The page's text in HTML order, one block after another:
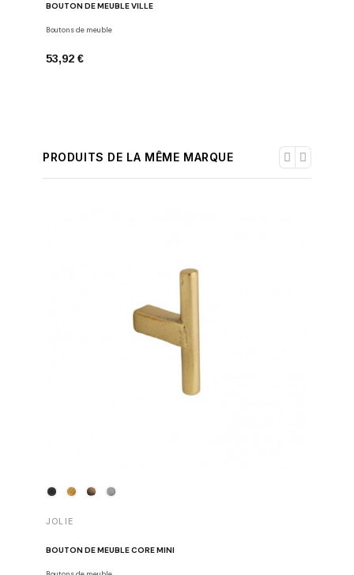
BOUTON DE MEUBLE VILLE
Boutons de meuble
53,92 €
PRODUITS DE LA MÊME MARQUE
JOLIE
BOUTON DE MEUBLE CORE MINI